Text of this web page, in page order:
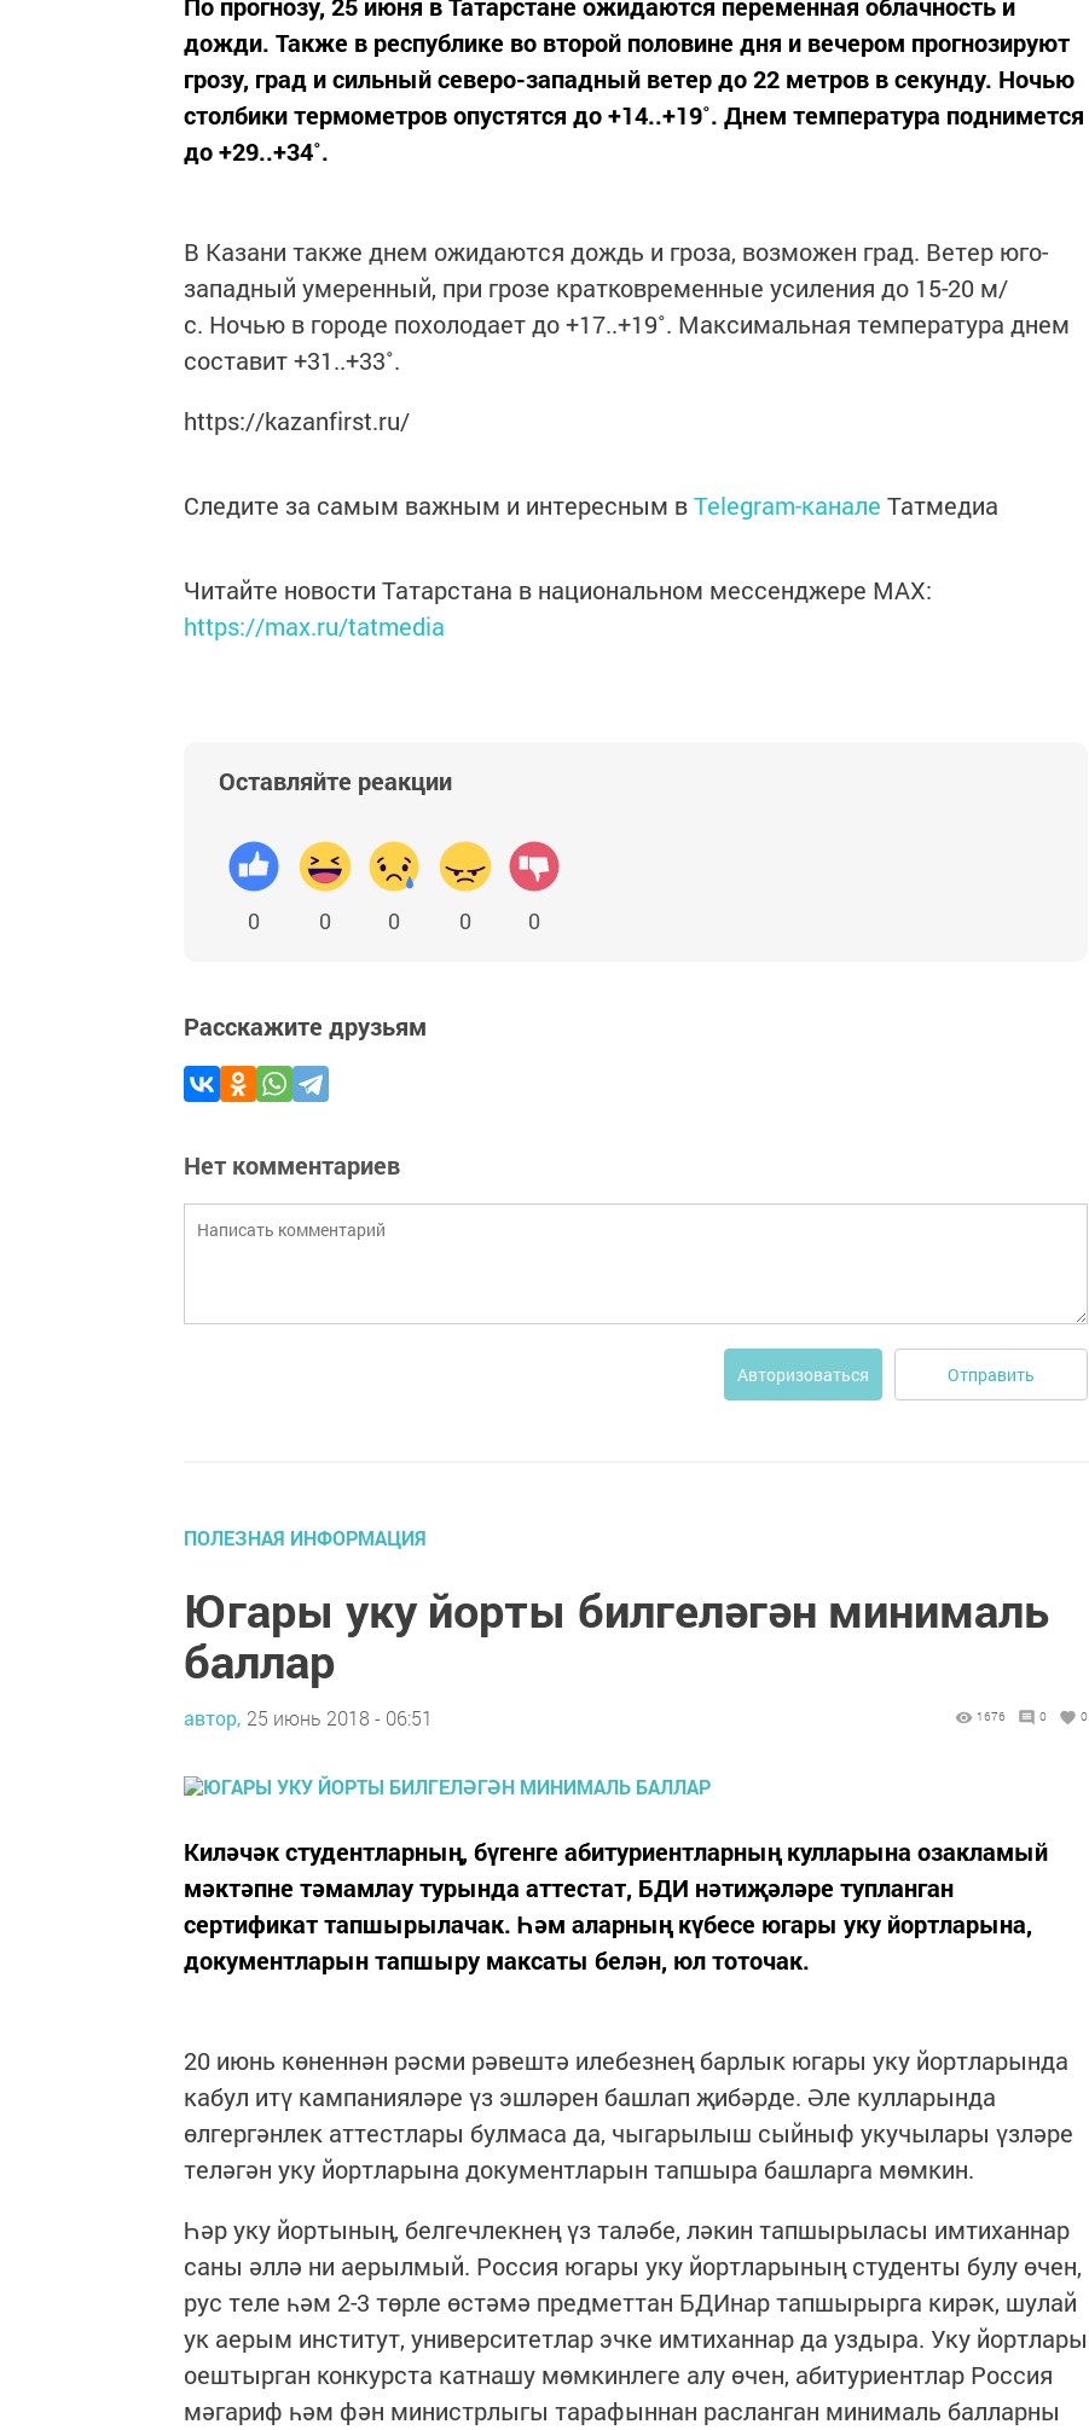
дожди. Также в республике во второй половине дня и вечером прогнозируют
грозу, град и сильный северо-западный ветер до 22 метров в секунду. Ночью
столбики термометров опустятся до +14..+19˚. Днем температура поднимется
до +29..+34˚.
В Казани также днем ожидаются дождь и гроза, возможен град. Ветер юго-
западный умеренный, при грозе кратковременные усиления до 15-20 м/
с. Ночью в городе похолодает до +17..+19˚. Максимальная температура днем
составит +31..+33˚.
https://kazanfirst.ru/
Следите за самым важным и интересным вTelegram-канале Татмедиа
Читайте новости Татарстана в национальном мессенджере MАХ:
https://max.ru/tatmedia
Оставляйте реакции
0 0 0 0 0
Расскажите друзьям
Нет комментариев
Авторизоваться Отправить
ПОЛЕЗНАЯ ИНФОРМАЦИЯ
Югары уку йорты билгеләгән минималь
баллар
автор, 25 июнь 2018 - 06:51 1676 0 0
Киләчәк студентларның, бүгенге абитуриентларның кулларына озакламый
мәктәпне тәмамлау турында аттестат, БДИ нәтиҗәләре тупланган
сертификат тапшырылачак. Һәм аларның күбесе югары уку йортларына,
документларын тапшыру максаты белән, юл тоточак.
20 июнь көненнән рәсми рәвештә илебезнең барлык югары уку йортларында
кабул итү кампанияләре үз эшләрен башлап җибәрде. Әле кулларында
өлгергәнлек аттестлары булмаса да, чыгарылыш сыйныф укучылары үзләре
теләгән уку йортларына документларын тапшыра башларга мөмкин.
Һәр уку йортының, белгечлекнең үз таләбе, ләкин тапшырыласы имтиханнар
саны әллә ни аерылмый. Россия югары уку йортларының студенты булу өчен,
рус теле һәм 2-3 төрле өстәмә предметтан БДИнар тапшырырга кирәк, шулай
ук аерым институт, университетлар эчке имтиханнар да уздыра. Уку йортлары
оештырган конкурста катнашу мөмкинлеге алу өчен, абитуриентлар Россия
мәгариф һәм фән министрлыгы тарафыннан расланган минималь балларны